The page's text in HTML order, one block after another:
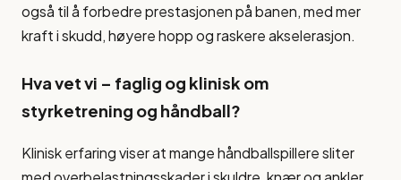
også til å forbedre prestasjonen på banen, med mer
kraft i skudd, høyere hopp og raskere akselerasjon.
Hva vet vi – faglig og klinisk om
styrketrening og håndball?
Klinisk erfaring viser at mange håndballspillere sliter